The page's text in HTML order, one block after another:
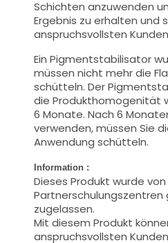
Schichten anzuwenden
Ergebnis zu erhalten und
anspruchsvollsten
Ein Pigmentstabilisator
müssen nicht mehr die
schütteln. Der
die Produkthomogenität
6 Monate. Nach 6
verwenden, müssen Sie
Anwendung schütteln.
Information :
Dieses Produkt wurde
zugelassen.
Mit diesem Produkt
anspruchsvollsten